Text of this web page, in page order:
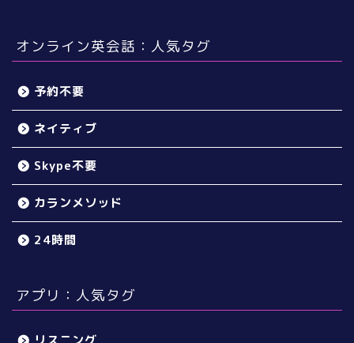
オンライン英会話：人気タグ
予約不要
ネイティブ
Skype不要
カランメソッド
24時間
アプリ：人気タグ